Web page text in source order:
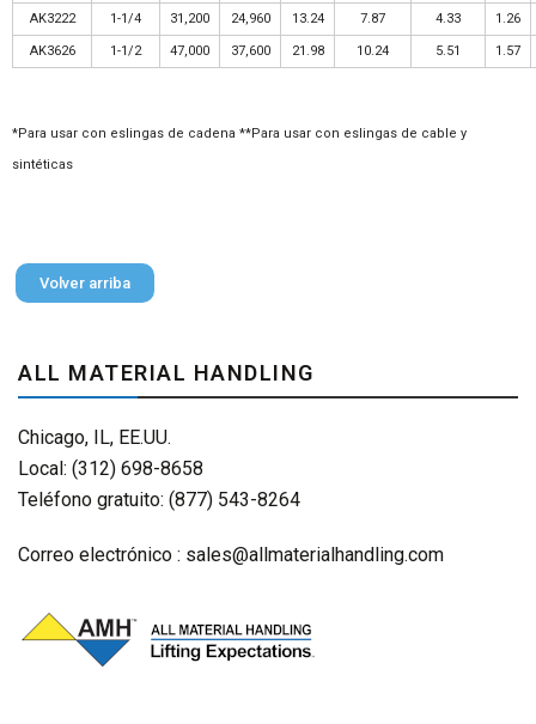
AK3222 1-1/4 31,200 24,960 13.24 7.87 4.33 1.26
AK3626 1-1/2 47,000 37,600 21.98 10.24 5.51 1.57
*Para usar con eslingas de cadena **Para usar con eslingas de cable y
sintéticas
Volver arriba
ALL MATERIAL HANDLING
Chicago, IL, EE.UU.
Local: (312) 698-8658
Teléfono gratuito: (877) 543-8264
Correo electrónico : sales@allmaterialhandling.com